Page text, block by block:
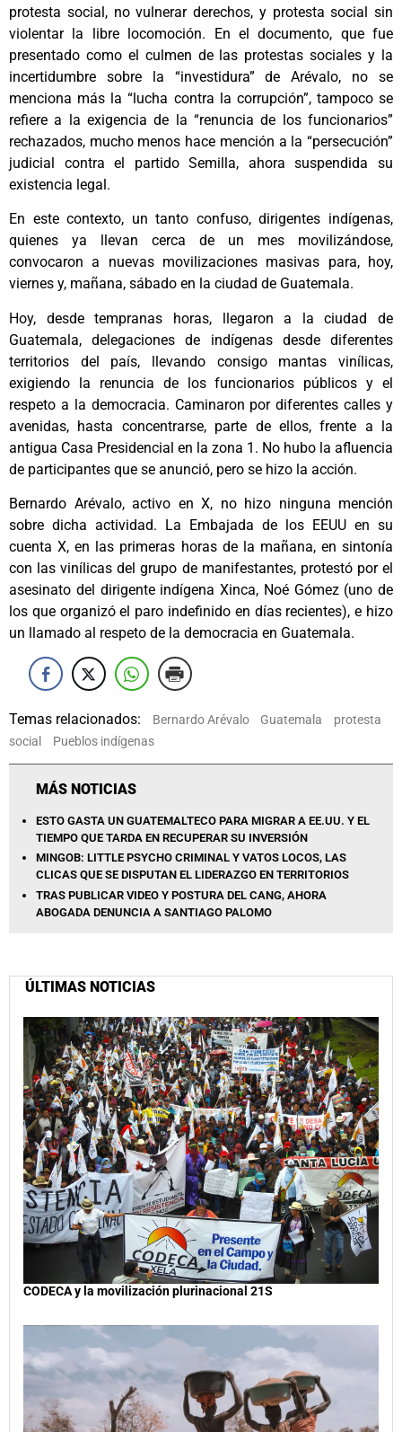
protesta social, no vulnerar derechos, y protesta social sin
violentar la libre locomoción. En el documento, que fue
presentado como el culmen de las protestas sociales y la
incertidumbre sobre la “investidura” de Arévalo, no se
menciona más la “lucha contra la corrupción”, tampoco se
refiere a la exigencia de la “renuncia de los funcionarios”
rechazados, mucho menos hace mención a la “persecución”
judicial contra el partido Semilla, ahora suspendida su
existencia legal.
En este contexto, un tanto confuso, dirigentes indígenas,
quienes ya llevan cerca de un mes movilizándose,
convocaron a nuevas movilizaciones masivas para, hoy,
viernes y, mañana, sábado en la ciudad de Guatemala.
Hoy, desde tempranas horas, llegaron a la ciudad de
Guatemala, delegaciones de indígenas desde diferentes
territorios del país, llevando consigo mantas vinílicas,
exigiendo la renuncia de los funcionarios públicos y el
respeto a la democracia. Caminaron por diferentes calles y
avenidas, hasta concentrarse, parte de ellos, frente a la
antigua Casa Presidencial en la zona 1. No hubo la afluencia
de participantes que se anunció, pero se hizo la acción.
Bernardo Arévalo, activo en X, no hizo ninguna mención
sobre dicha actividad. La Embajada de los EEUU en su
cuenta X, en las primeras horas de la mañana, en sintonía
con las vinílicas del grupo de manifestantes, protestó por el
asesinato del dirigente indígena Xinca, Noé Gómez (uno de
los que organizó el paro indefinido en días recientes), e hizo
un llamado al respeto de la democracia en Guatemala.
Temas relacionados: Bernardo Arévalo Guatemala
protesta
social
Pueblos indígenas
MÁS NOTICIAS
ESTO GASTA UN GUATEMALTECO PARA MIGRAR A EE.UU. Y EL
TIEMPO QUE TARDA EN RECUPERAR SU INVERSIÓN
MINGOB: LITTLE PSYCHO CRIMINAL Y VATOS LOCOS, LAS
CLICAS QUE SE DISPUTAN EL LIDERAZGO EN TERRITORIOS
TRAS PUBLICAR VIDEO Y POSTURA DEL CANG, AHORA
ABOGADA DENUNCIA A SANTIAGO PALOMO
ÚLTIMAS NOTICIAS
CODECA y la movilización plurinacional 21S